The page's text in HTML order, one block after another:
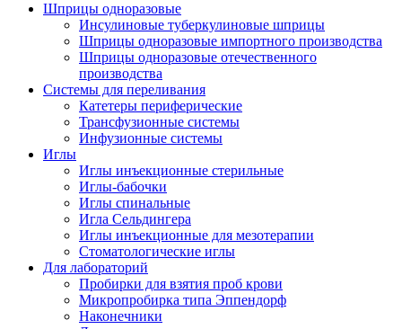
Шприцы одноразовые
Инсулиновые туберкулиновые шприцы
Шприцы одноразовые импортного производства
Шприцы одноразовые отечественного
производства
Системы для переливания
Катетеры периферические
Трансфузионные системы
Инфузионные системы
Иглы
Иглы инъекционные стерильные
Иглы-бабочки
Иглы спинальные
Игла Сельдингера
Иглы инъекционные для мезотерапии
Стоматологические иглы
Для лабораторий
Пробирки для взятия проб крови
Микропробирка типа Эппендорф
Наконечники